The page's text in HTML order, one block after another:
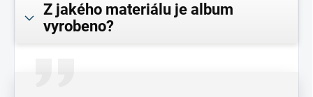
Z jakého materiálu je album
vyrobeno?